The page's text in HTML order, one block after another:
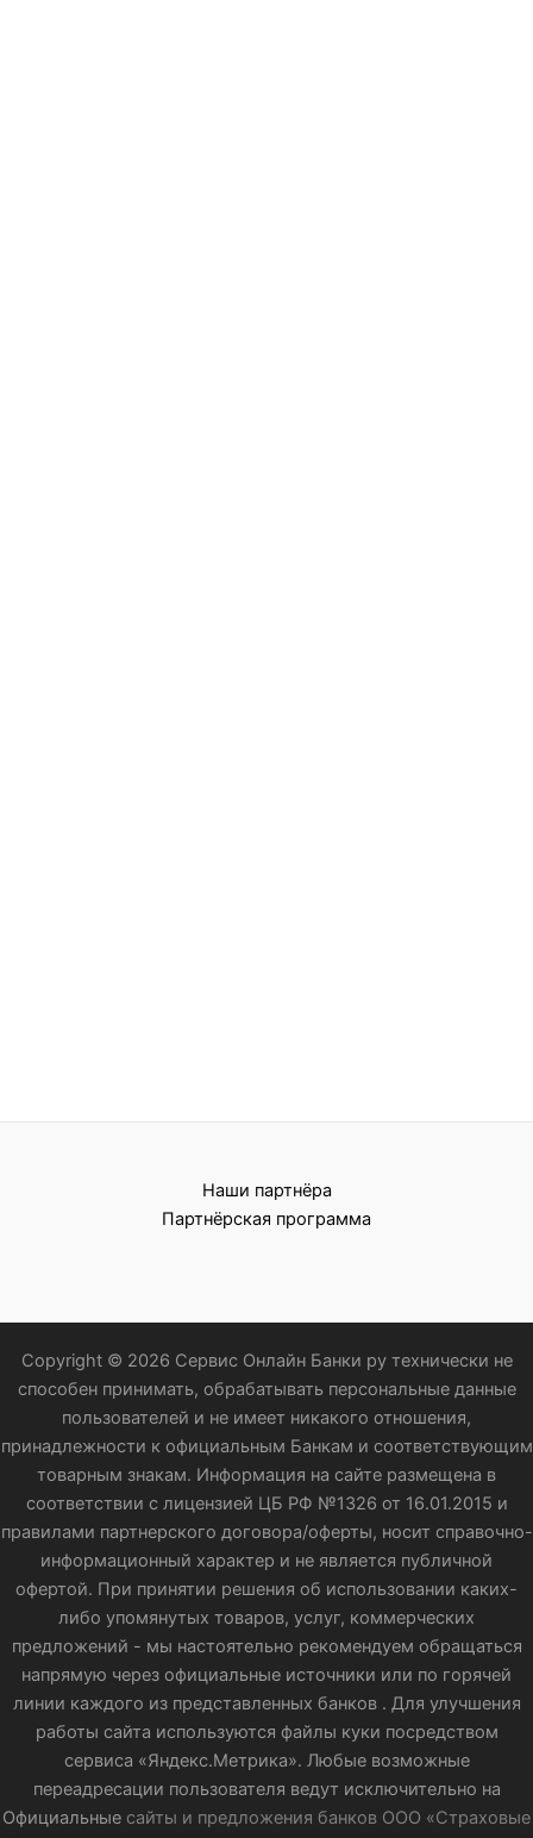
Наши партнёра
Партнёрская программа
Copyright © 2026 Сервис Онлайн Банки ру технически не
способен принимать, обрабатывать персональные данные
пользователей и не имеет никакого отношения,
принадлежности к официальным Банкам и соответствующим
товарным знакам. Информация на сайте размещена в
соответствии с лицензией ЦБ РФ №1326 от 16.01.2015 и
правилами партнерского договора/оферты, носит справочно-
информационный характер и не является публичной
офертой. При принятии решения об использовании каких-
либо упомянутых товаров, услуг, коммерческих
предложений - мы настоятельно рекомендуем обращаться
напрямую через официальные источники или по горячей
линии каждого из представленных банков . Для улучшения
работы сайта используются файлы куки посредством
сервиса «Яндекс.Метрика». Любые возможные
переадресации пользователя ведут исключительно на
Официальные сайты и предложения банков ООО «Страховые